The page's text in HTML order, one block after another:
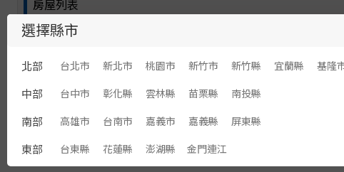
選擇縣市
北部 台北市 新北市 桃園市 新竹市 新竹縣 宜蘭縣 基隆
中部 台中市 彰化縣 雲林縣 苗栗縣 南投縣
南部 高雄市 台南市 嘉義市 嘉義縣 屏東縣
東部 台東縣 花蓮縣 澎湖縣 金門連江
房屋列表
顯示：文字
北港買屋/
北港買房
總價：498 萬
坪數：31.36 坪
類型：住宅/透天厝